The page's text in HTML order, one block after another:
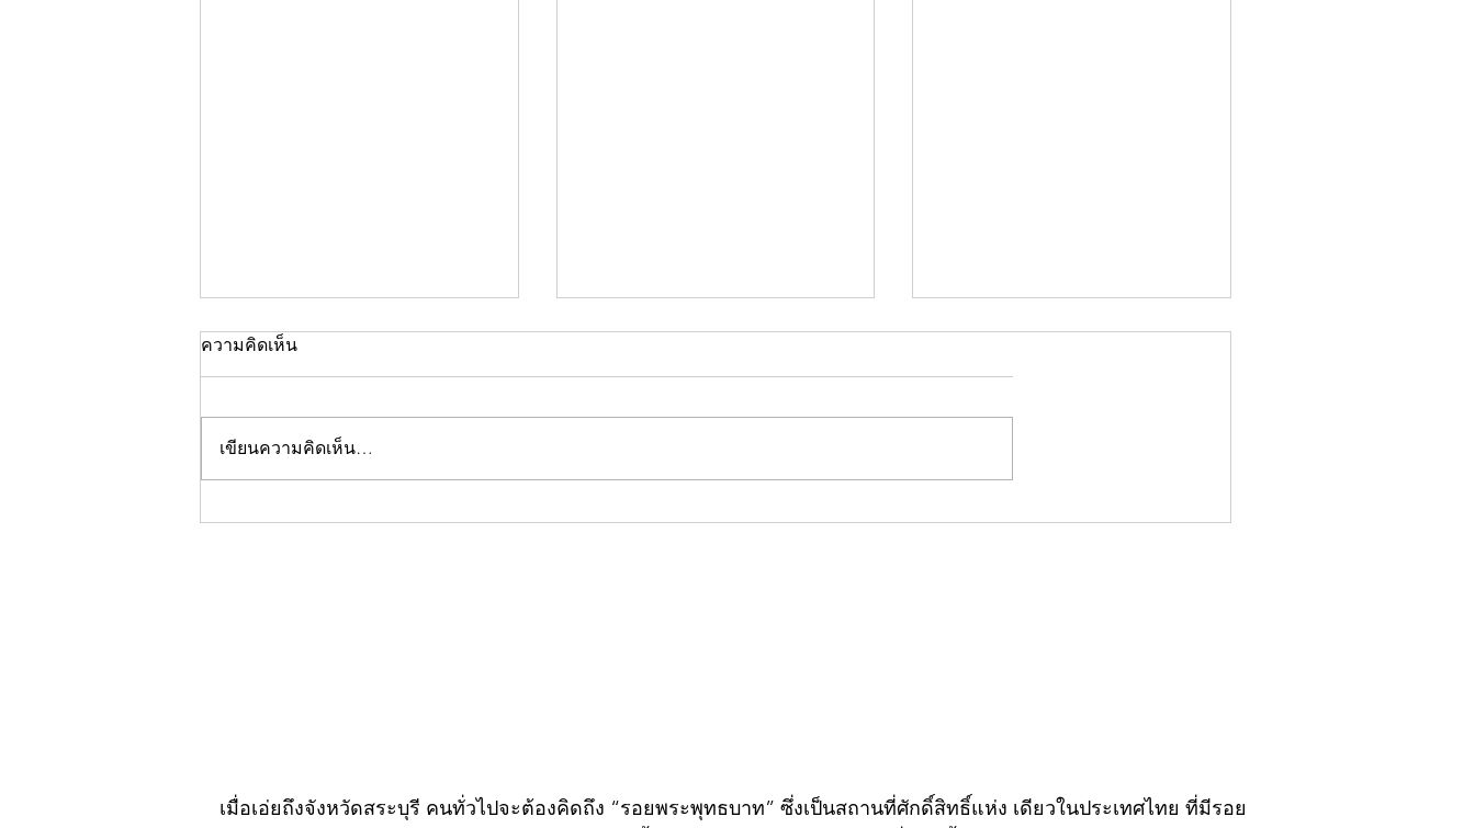
คอลัมน์"จับชีพจรวงการ
คอลัมน์"จับชีพจรวงการ
คอลัมน์"จับชีพจรวงการ
ความคิดเห็น
เขียนความคิดเห็น…
เมื่อเอ่ยถึงจังหวัดสระบุรี คนทั่วไปจะต้องคิดถึง “รอยพระพุทธบาท” ซึ่งเป็นสถานที่ศักดิ์สิทธิ์แห่ง เดียวในประเทศไทย ที่มีรอย